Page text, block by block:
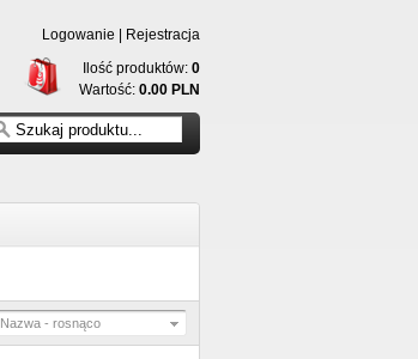
Logowanie
Rejestracja
Ilość produktów: 0
Wartość: 0.00 PLN
Nazwa - rosnąco